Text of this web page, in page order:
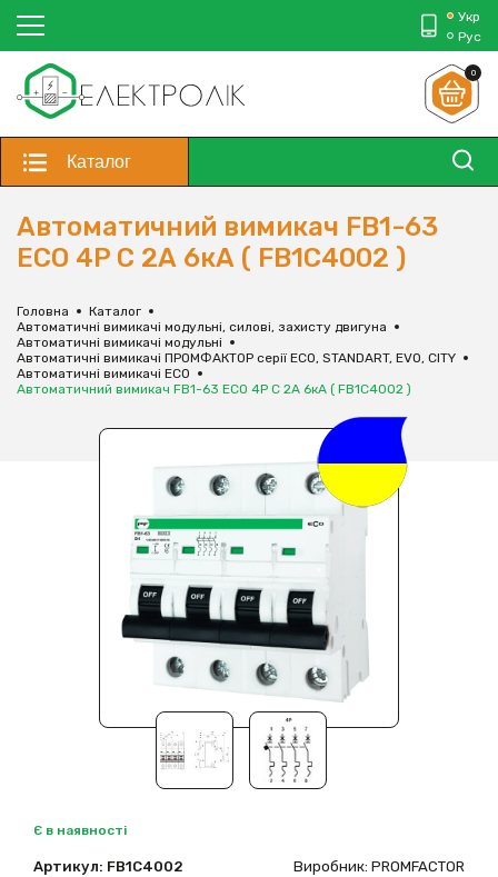
Укр
Рус
0
Каталог
Автоматичний вимикач FB1-63
ECO 4P С 2А 6кА ( FB1С4002 )
Головна
Каталог
Автоматичні вимикачі модульні, силові, захисту двигуна
Автоматичні вимикачі модульні
Автоматичні вимикачі ПРОМФАКТОР серії ECO, STANDART, EVO, CITY
Автоматичні вимикачі ECO
Автоматичний вимикач FB1-63 ECO 4P С 2А 6кА ( FB1С4002 )
Є в наявності
Артикул: FB1С4002 Виробник: PROMFACTOR